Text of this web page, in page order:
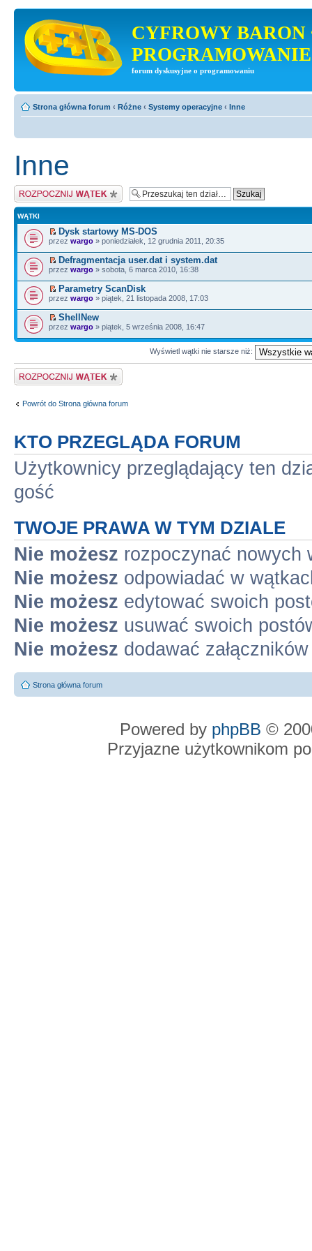
CYFROWY BARON
PROGRAMOWANIE
forum dyskusyjne o programowaniu
Strona główna forum ‹ Różne ‹ Systemy operacyjne ‹ Inne
Inne
Napisz wątek
WĄTKI
Dysk startowy MS-DOS
przez wargo » poniedziałek, 12 grudnia 2011, 20:35
Defragmentacja user.dat i system.dat
przez wargo » sobota, 6 marca 2010, 16:38
Parametry ScanDisk
przez wargo » piątek, 21 listopada 2008, 17:03
ShellNew
przez wargo » piątek, 5 września 2008, 16:47
Wyświetl wątki nie starsze niż:
Napisz wątek
Powrót do Strona główna forum
KTO PRZEGLĄDA FORUM
Użytkownicy przeglądający ten
gość
TWOJE PRAWA W TYM DZIALE
Nie możesz rozpoczynać nowych
Nie możesz odpowiadać w
Nie możesz edytować swoich
Nie możesz usuwać swoich
Nie możesz dodawać załączników
Strona główna forum
Powered by phpBB ©
Przyjazne użytkownikom